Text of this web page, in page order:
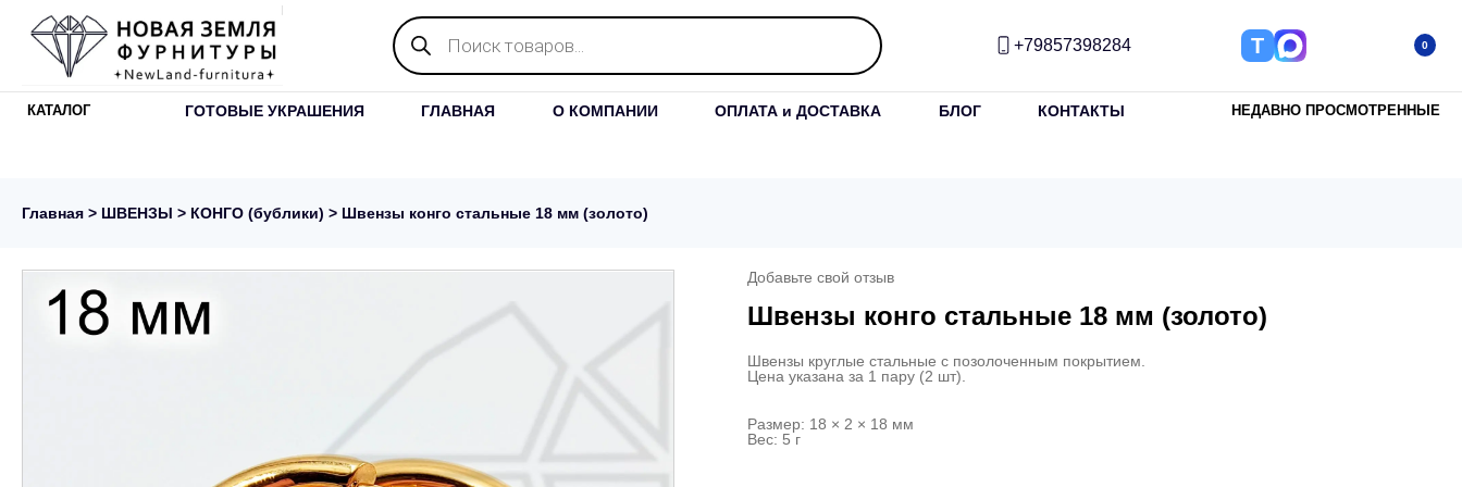
Поиск
товаров
+79857398284 Т 0
КАТАЛОГ ГОТОВЫЕ УКРАШЕНИЯ ГЛАВНАЯ О КОМПАНИИ ОПЛАТА и ДОСТАВКА БЛОГ КОНТАКТЫ НЕДАВНО ПРОСМОТРЕННЫЕ
Главная > ШВЕНЗЫ > КОНГО (бублики) > Швензы конго стальные 18 мм (золото)
Добавьте свой отзыв
Швензы конго стальные 18 мм (золото)
Швензы круглые стальные с позолоченным покрытием.
Цена указана за 1 пару (2 шт).
Размер: 18 × 2 × 18 мм
Вес: 5 г